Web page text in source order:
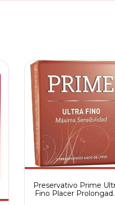
Preservativo Prime
Fino Placer